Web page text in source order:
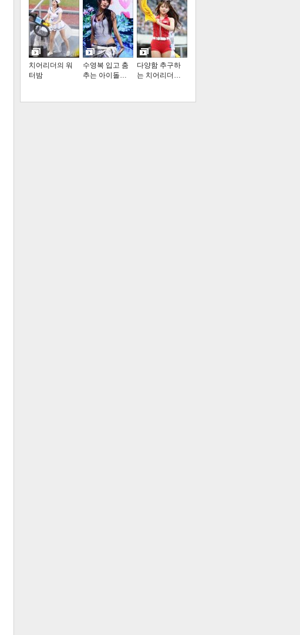
치어리더의 워
터밤
수영복 입고 춤
추는 아이돌…
다양함 추구하
는 치어리더…